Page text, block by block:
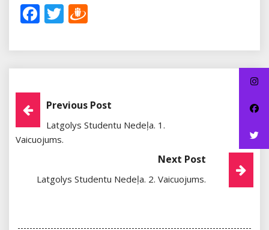
Facebook
Twitter
Post
Navigation
Previous Post
Latgolys Studentu Nedeļa. 1.
Vaicuojums.
Next Post
Latgolys Studentu Nedeļa. 2. Vaicuojums.